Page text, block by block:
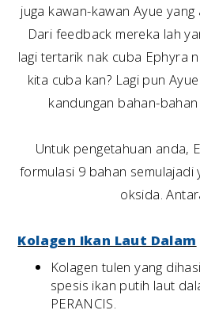
juga kawan-kawan Ayue
Dari feedback mereka lah
lagi tertarik nak cuba Ephyra
kita cuba kan? Lagi pun
kandungan bahan-
Untuk pengetahuan anda,
formulasi 9 bahan semulajadi
oksida.
Kolagen Ikan Laut Dalam
Kolagen tulen yang
spesis ikan putih laut
PERANCIS.